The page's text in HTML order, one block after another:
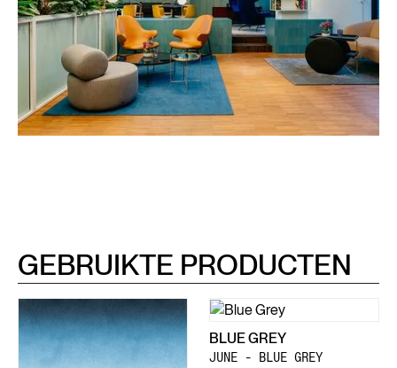
GEBRUIKTE PRODUCTEN
BLUE GREY
JUNE - BLUE GREY